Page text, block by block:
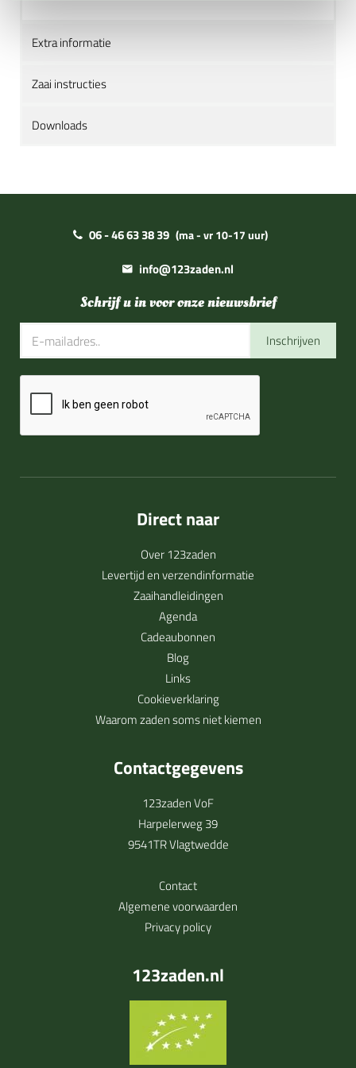
Extra informatie
Zaai instructies
Downloads
06 - 46 63 38 39 (ma - vr 10-17 uur)
info@123zaden.nl
Schrijf u in voor onze nieuwsbrief
Inschrijven
Direct naar
Over 123zaden
Levertijd en verzendinformatie
Zaaihandleidingen
Agenda
Cadeaubonnen
Blog
Links
Cookieverklaring
Waarom zaden soms niet kiemen
Contactgegevens
123zaden VoF
Harpelerweg 39
9541TR Vlagtwedde
Contact
Algemene voorwaarden
Privacy policy
123zaden.nl